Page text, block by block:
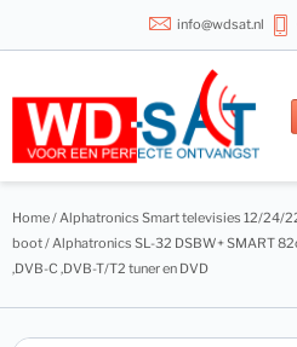
info@wdsat.nl
Home/Alphatronics Smart televisies 12/24/
boot/ Alphatronics SL-32 DSBW+ SMART
,DVB-C ,DVB-T/T2 tuner en DVD